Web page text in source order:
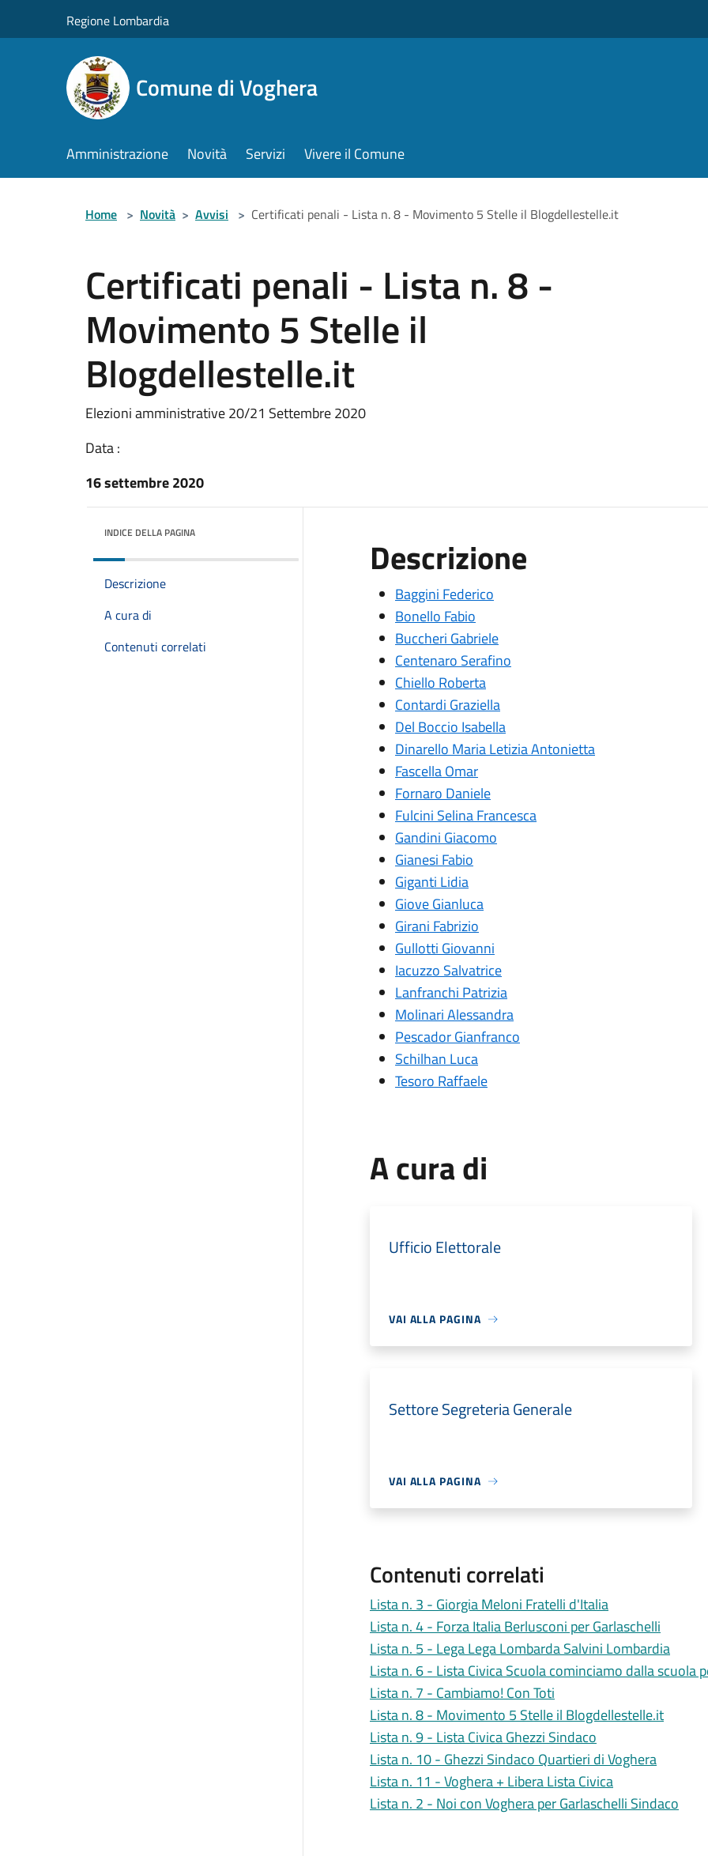
Regione Lombardia
Comune di Voghera
Amministrazione Novità Servizi Vivere il Comune
Home > Novità > Avvisi > Certificati penali - Lista n. 8 - Movimento 5 Stelle il Blogdellestelle.it
Certificati penali - Lista n. 8 -
Movimento 5 Stelle il
Blogdellestelle.it
Elezioni amministrative 20/21 Settembre 2020
Data :
16 settembre 2020
INDICE DELLA PAGINA
Descrizione
A cura di
Contenuti correlati
Descrizione
Baggini Federico
Bonello Fabio
Buccheri Gabriele
Centenaro Serafino
Chiello Roberta
Contardi Graziella
Del Boccio Isabella
Dinarello Maria Letizia Antonietta
Fascella Omar
Fornaro Daniele
Fulcini Selina Francesca
Gandini Giacomo
Gianesi Fabio
Giganti Lidia
Giove Gianluca
Girani Fabrizio
Gullotti Giovanni
Iacuzzo Salvatrice
Lanfranchi Patrizia
Molinari Alessandra
Pescador Gianfranco
Schilhan Luca
Tesoro Raffaele
A cura di
Ufficio Elettorale
VAI ALLA PAGINA
Settore Segreteria Generale
VAI ALLA PAGINA
Contenuti correlati
Lista n. 3 - Giorgia Meloni Fratelli d'Italia
Lista n. 4 - Forza Italia Berlusconi per Garlaschelli
Lista n. 5 - Lega Lega Lombarda Salvini Lombardia
Lista n. 6 - Lista Civica Scuola cominciamo dalla
Lista n. 7 - Cambiamo! Con Toti
Lista n. 8 - Movimento 5 Stelle il Blogdellestelle.it
Lista n. 9 - Lista Civica Ghezzi Sindaco
Lista n. 10 - Ghezzi Sindaco Quartieri di Voghera
Lista n. 11 - Voghera + Libera Lista Civica
Lista n. 2 - Noi con Voghera per Garlaschelli Sindaco